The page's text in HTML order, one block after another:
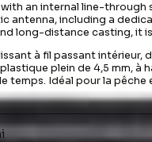
with an internal line-
antenna, including a
long-distance casting, it
à fil passant
plein de 4,5 mm,
temps. Idéal pour la